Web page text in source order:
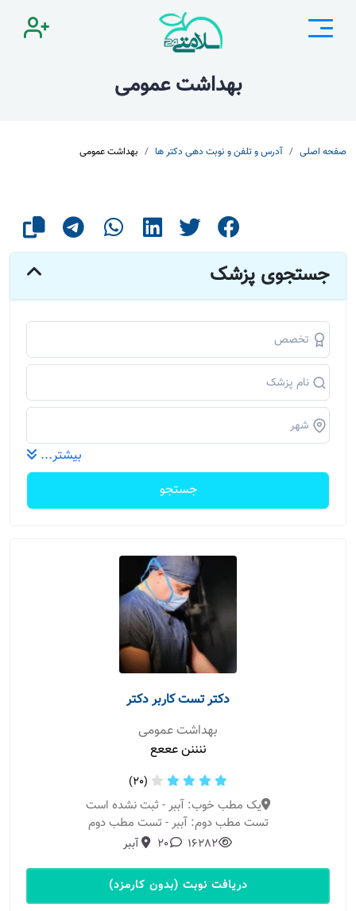
بهداشت عمومی
صفحه اصلی آدرس و تلفن و نوبت دهی دکتر ها بهداشت عمومی
جستجوی پزشک
بیشتر...
جستجو
دکتر تست کاربر دکتر
بهداشت عمومی
ننننن عععع
(20)
یک مطب خوب: آببر - ثبت نشده است
تست مطب دوم: آببر - تست مطب دوم
16282
20 آببر
دریافت نوبت (بدون کارمزد)